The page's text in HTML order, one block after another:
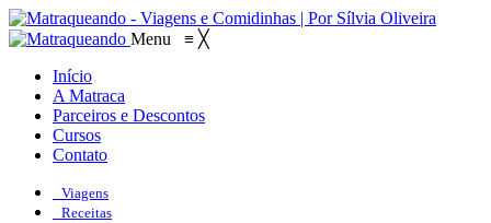
Menu ≡ ╳
Início
A Matraca
Parceiros e Descontos
Cursos
Contato
Viagens
Receitas